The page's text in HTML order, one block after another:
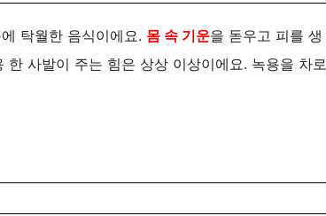
탁월한 음식이에요. 몸 속 기운을 돋우고 피를 생
사발이 주는 힘은 상상 이상이에요. 녹용을 차로